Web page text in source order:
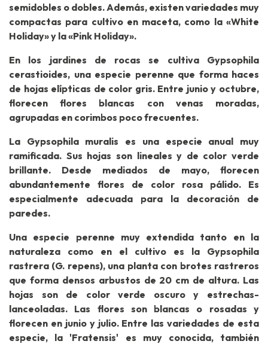
semidobles o dobles. Además, existen variedades muy
compactas para cultivo en maceta, como la «White
Holiday» y la «Pink Holiday».
En los jardines de rocas se cultiva Gypsophila
cerastioides, una especie perenne que forma haces
de hojas elípticas de color gris. Entre junio y octubre,
florecen flores blancas con venas moradas,
agrupadas en corimbos poco frecuentes.
La Gypsophila muralis es una especie anual muy
ramificada. Sus hojas son lineales y de color verde
brillante. Desde mediados de mayo, florecen
abundantemente flores de color rosa pálido. Es
especialmente adecuada para la decoración de
paredes.
Una especie perenne muy extendida tanto en la
naturaleza como en el cultivo es la Gypsophila
rastrera (G. repens), una planta con brotes rastreros
que forma densos arbustos de 20 cm de altura. Las
hojas son de color verde oscuro y estrechas-
lanceoladas. Las flores son blancas o rosadas y
florecen en junio y julio. Entre las variedades de esta
especie, la 'Fratensis' es muy conocida, también